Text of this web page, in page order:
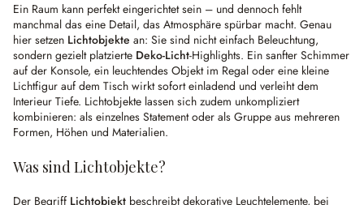
Ein Raum kann perfekt eingerichtet sein – und dennoch fehlt
manchmal das eine Detail, das Atmosphäre spürbar macht. Genau
hier setzen Lichtobjekte an: Sie sind nicht einfach Beleuchtung,
sondern gezielt platzierte Deko-Licht-Highlights. Ein sanfter Schimmer
auf der Konsole, ein leuchtendes Objekt im Regal oder eine kleine
Lichtfigur auf dem Tisch wirkt sofort einladend und verleiht dem
Interieur Tiefe. Lichtobjekte lassen sich zudem unkompliziert
kombinieren: als einzelnes Statement oder als Gruppe aus mehreren
Formen, Höhen und Materialien.
Was sind Lichtobjekte?
Der Begriff Lichtobjekt beschreibt dekorative Leuchtelemente, bei